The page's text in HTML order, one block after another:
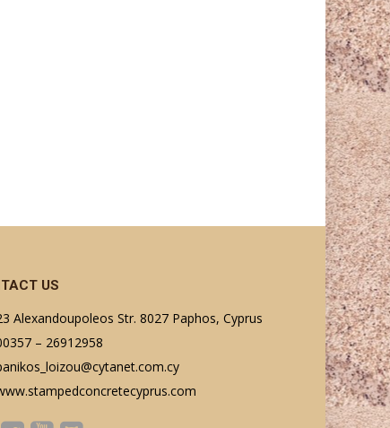
US
Alexandoupoleos Str. 8027 Paphos, Cyprus
– 26912958